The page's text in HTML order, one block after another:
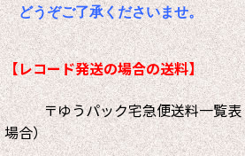
どうぞご了承くださいませ。
【レコード発送の場合の送料】
〒ゆうパック宅急便送料一覧表
場合）